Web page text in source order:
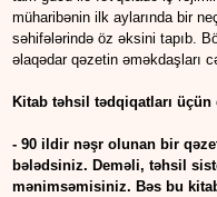
müharibənin ilk aylarında bir
səhifələrində öz əksini tapıb.
əlaqədar qəzetin əməkdaşları
Kitab təhsil tədqiqatları
- 90 ildir nəşr olunan bir
bələdsiniz. Deməli, təhsil
mənimsəmisiniz. Bəs bu